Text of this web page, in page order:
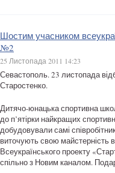
Шостим учасником
№2
25 Листопада 2011 14:23
Севастополь. 23 листопада
Старостенко.
Дитячо-юнацька спортивна
до п’ятірки найкращих
добудовували самі
виточують свою майстерність
Всеукраїнського проекту
спільно з Новим каналом.